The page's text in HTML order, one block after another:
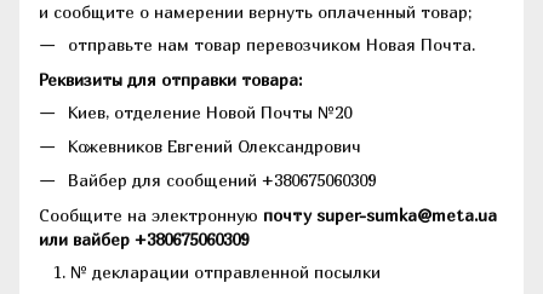
и сообщите о намерении вернуть оплаченный товар;
отправьте нам товар перевозчиком Новая Почта.
Реквизиты для отправки товара:
Киев, отделение Новой Почты №20
Кожевников Евгений Олександрович
Вайбер для сообщений +380675060309
Сообщите на электронную почту super-sumka@meta.ua
или вайбер +380675060309
№ декларации отправленной посылки